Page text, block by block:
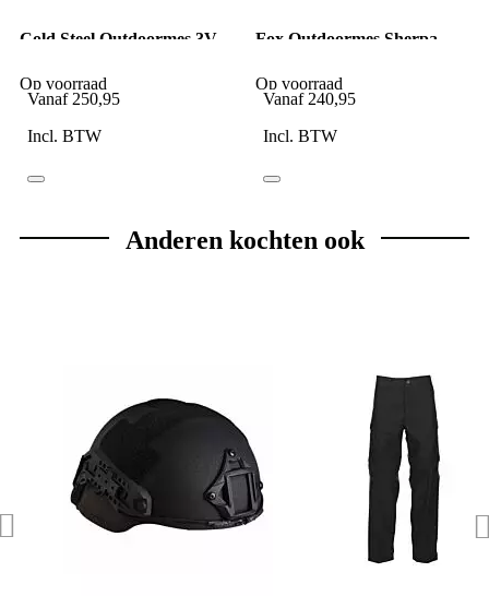
Cold Steel Outdoormes 3V
Op voorraad
Vanaf 250,95
Incl. BTW
Fox Outdoormes Sherpa
Op voorraad
Vanaf 240,95
Incl. BTW
Anderen kochten ook